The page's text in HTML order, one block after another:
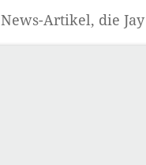
News-Artikel, die